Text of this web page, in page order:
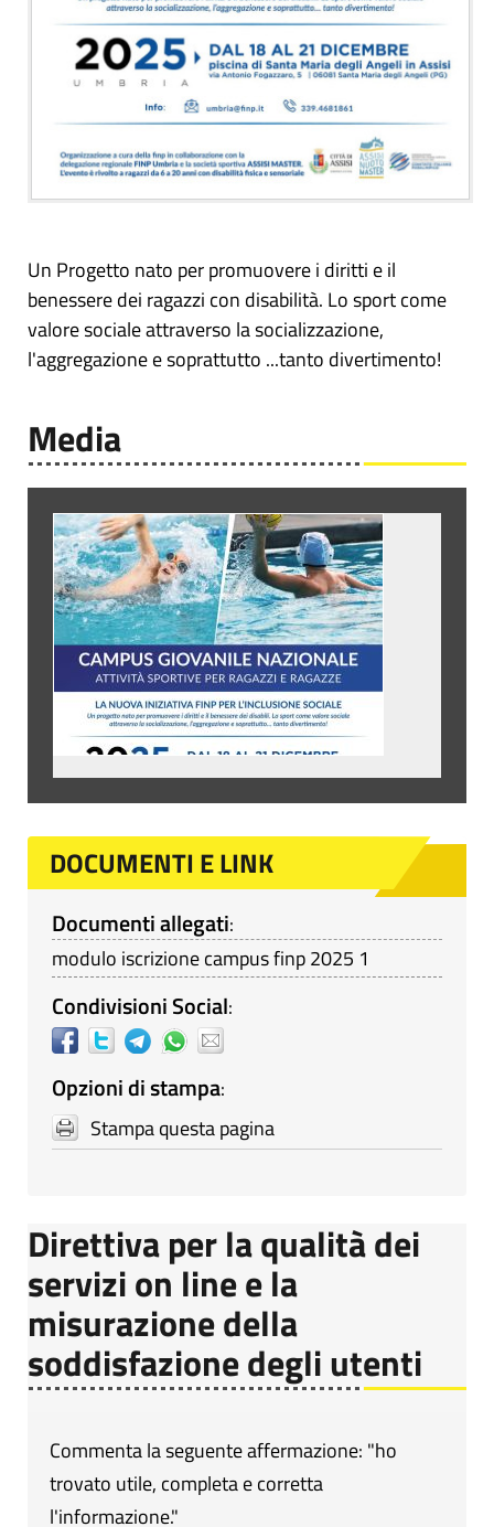
Un Progetto nato per promuovere i diritti e il
benessere dei ragazzi con disabilità. Lo sport come
valore sociale attraverso la socializzazione,
l'aggregazione e soprattutto ...tanto divertimento!
Media
DOCUMENTI E LINK
Documenti allegati:
modulo iscrizione campus finp 2025 1
Condivisioni Social:
Opzioni di stampa:
Stampa questa pagina
Direttiva per la qualità dei
servizi on line e la
misurazione della
soddisfazione degli utenti
Commenta la seguente affermazione: "ho
trovato utile, completa e corretta
l'informazione."